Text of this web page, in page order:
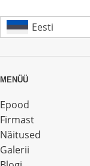
Eesti
MENÜÜ
Epood
Firmast
Näitused
Galerii